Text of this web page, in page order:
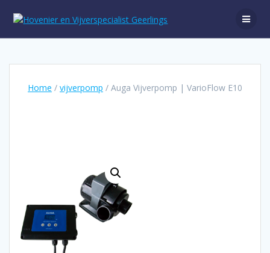
naar
Home / vijverpomp / Auga Vijverpomp | VarioFlow E10